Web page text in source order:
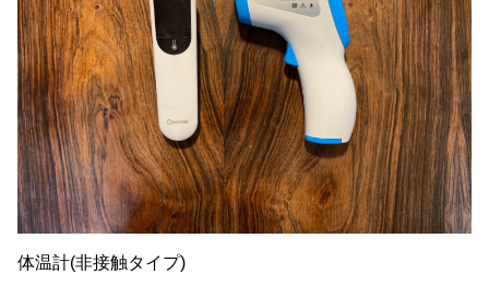
体温計(非接触タイプ)